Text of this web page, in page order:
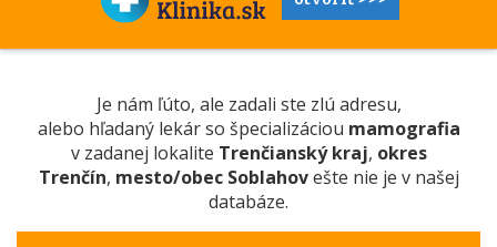
Je nám ľúto, ale zadali ste zlú adresu,
alebo hľadaný lekár so špecializáciou mamografia
v zadanej lokalite Trenčianský kraj, okres
Trenčín, mesto/obec Soblahovešte nie je v našej
databáze.